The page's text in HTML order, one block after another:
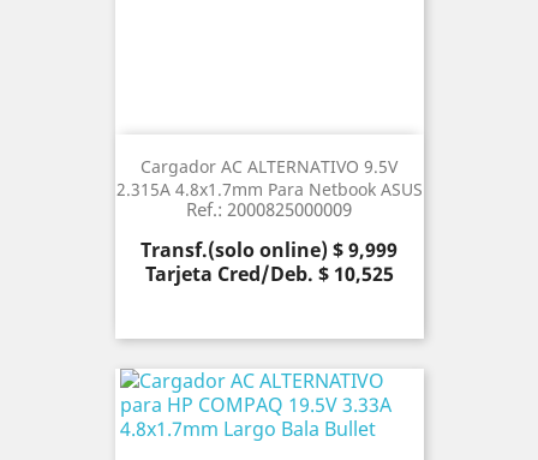
Cargador AC ALTERNATIVO 9.5V
2.315A 4.8x1.7mm Para Netbook ASUS
Ref.: 2000825000009
Precio
Transf.(solo online) $ 9,999
Tarjeta Cred/Deb. $ 10,525